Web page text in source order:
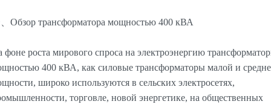
Обзор трансформатора мощностью 400 кВА
фоне роста мирового спроса на электроэнергию
400 кВА, как силовые трансформаторы малой и
широко используются в сельских электросетях,
торговле, новой энергетике, на общественных